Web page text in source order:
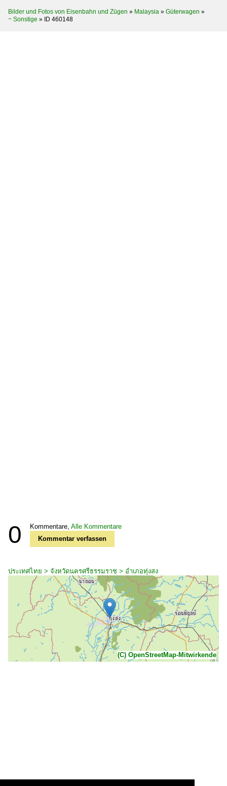
Bilder und Fotos von Eisenbahn und Zügen » Malaysia » Güterwagen »
~ Sonstige » ID 460148
0 Kommentare, Alle Kommentare
Kommentar verfassen
ประเทศไทย > จังหวัดนครศรีธรรมราช > อำเภอทุ่งสง
(C) OpenStreetMap-Mitwirkende